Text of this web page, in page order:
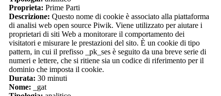
Proprieta: Prime Parti
Descrizione: Questo nome di cookie è associato alla piattaforma
di analisi web open source Piwik. Viene utilizzato per aiutare i
proprietari di siti Web a monitorare il comportamento dei
visitatori e misurare le prestazioni del sito. È un cookie di tipo
pattern, in cui il prefisso _pk_ses è seguito da una breve serie di
numeri e lettere, che si ritiene sia un codice di riferimento per il
dominio che imposta il cookie.
Durata: 30 minuti
Nome: _gat